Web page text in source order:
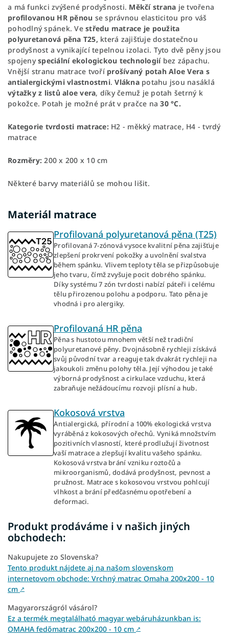
a má funkci zvýšené prodyšnosti. Měkčí strana je tvořena
profilovanou HR pěnou se správnou elasticitou pro váš
pohodlný spánek. Ve středu matrace je použita
polyuretanová pěna T25, která zajišťuje dostatečnou
prodyšnost a vynikající tepelnou izolaci. Tyto dvě pěny jsou
spojenyspeciální ekologickou technologiíbez zápachu.
Vnější stranu matrace tvoří prošívaný potah Aloe Vera s
antialergickými vlastnostmi.Vláknapotahu jsou nasáklá
výtažky z listů aloe vera, díky čemuž je potah šetrný k
pokožce. Potah je možné prát v pračce na30 °C.
Kategorie tvrdosti matrace:H2 - měkký matrace, H4 - tvrdý
matrace
Rozměry: 200 x 200 x 10 cm
Některé barvy materiálů se mohou lišit.
Materiál matrace
Profilovaná polyuretanová pěna (T25)
Profilovaná 7-zónová vysoce kvalitní pěna zajišťuje
zlepšení prokrvení pokožky a uvolnění svalstva
během spánku. Vlivem teploty těla se přizpůsobuje
jeho tvaru, čímž zvyšuje pocit dobrého spánku.
Díky systému 7 zón tvrdosti nabízí páteři i celému
tělu přirozenou polohu a podporu. Tato pěna je
vhodná i pro alergiky.
Profilovaná HR pěna
Pěna s hustotou mnohem větší než tradiční
polyuretanové pěny. Dvojnásobně rychleji získává
svůj původní tvar a reaguje tak dvakrát rychleji na
jakoukoli změnu polohy těla. Její výhodou je také
výborná prodyšnost a cirkulace vzduchu, která
zabraňuje nežádoucímu rozvoji plísní a hub.
Kokosová vrstva
Antialergická, přírodní a 100% ekologická vrstva
vyráběná z kokosových ořechů. Vyniká množstvím
pozitivních vlasností, které prodlužují životnost
vaší matrace a zlepšují kvalitu vašeho spánku.
Kokosová vrstva brání vzniku roztočů a
mikroorganismů, dodává prodyšnost, pevnost a
pružnost. Matrace s kokosovou vrstvou pohlcují
vlhkost a brání předčasnému opotřebení a
deformaci.
Produkt prodáváme i v našich jiných
obchodech:
Nakupujete zo Slovenska?
Tento produkt nájdete aj na našom slovenskom
internetovom obchode: Vrchný matrac Omaha 200x200 - 10
cm ↗
Magyarországról vásárol?
Ez a termék megtalálható magyar webáruházunkban is:
OMAHA fedőmatrac 200x200 - 10 cm ↗